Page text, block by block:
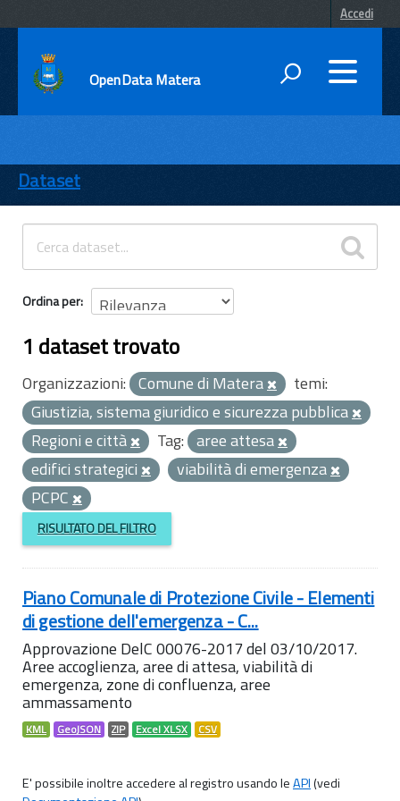
Accedi
OpenData Matera
ENTI
TEMI
INFORMAZIONI
Dataset
Ordina per
1 dataset trovato
Organizzazioni: Comune di Matera
temi:
Giustizia, sistema giuridico e sicurezza pubblica
Regioni e città
Tag: aree attesa
edifici strategici
viabilità di emergenza
PCPC
RISULTATO DEL FILTRO
Piano Comunale di Protezione Civile - Elementi
di gestione dell'emergenza - C...
Approvazione DelC 00076-2017 del 03/10/2017.
Aree accoglienza, aree di attesa, viabilità di
emergenza, zone di confluenza, aree
ammassamento
KML GeoJSON ZIP Excel XLSX CSV
E' possibile inoltre accedere al registro usando leAPI(vedi